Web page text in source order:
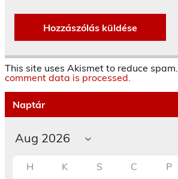
This site uses Akismet to reduce spam.
comment data is processed.
Naptár
H K S C P